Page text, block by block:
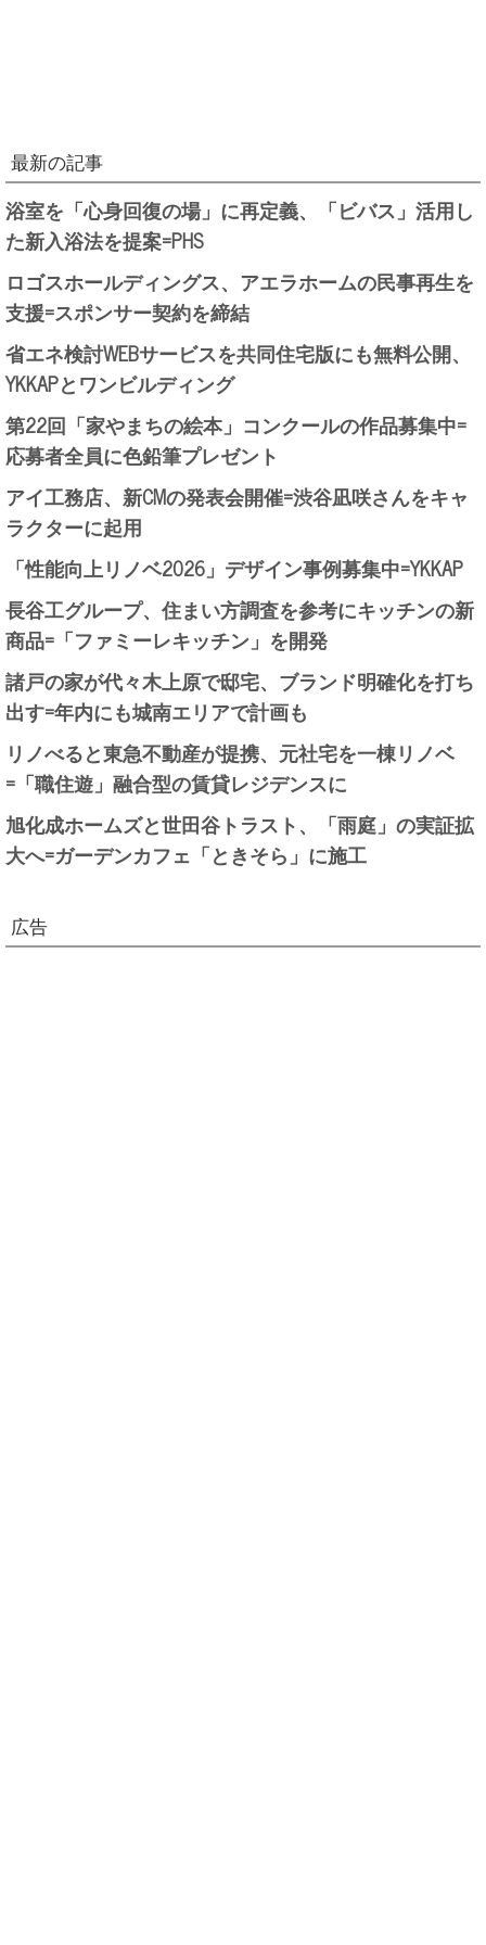
最新の記事
浴室を「心身回復の場」に再定義、「ビバス」活用し
た新入浴法を提案=PHS
ロゴスホールディングス、アエラホームの民事再生を
支援=スポンサー契約を締結
省エネ検討WEBサービスを共同住宅版にも無料公開、
YKKAPとワンビルディング
第22回「家やまちの絵本」コンクールの作品募集中=
応募者全員に色鉛筆プレゼント
アイ工務店、新CMの発表会開催=渋谷凪咲さんをキャ
ラクターに起用
「性能向上リノベ2026」デザイン事例募集中=YKKAP
長谷工グループ、住まい方調査を参考にキッチンの新
商品=「ファミーレキッチン」を開発
諸戸の家が代々木上原で邸宅、ブランド明確化を打ち
出す=年内にも城南エリアで計画も
リノべると東急不動産が提携、元社宅を一棟リノベ
=「職住遊」融合型の賃貸レジデンスに
旭化成ホームズと世田谷トラスト、「雨庭」の実証拡
大へ=ガーデンカフェ「ときそら」に施工
広告